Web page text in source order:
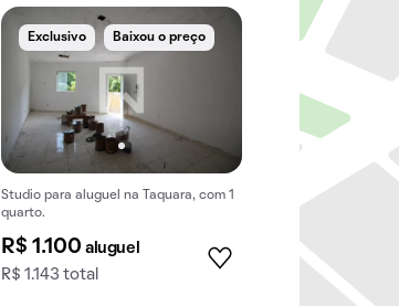
Exclusivo Baixou o preço
Studio para aluguel na Taquara, com 1
quarto.
R$ 1.100 aluguel
R$ 1.143 total